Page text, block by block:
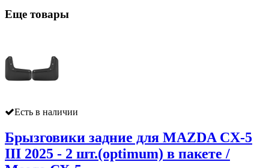
Еще товары
Есть в наличии
Брызговики задние для MAZDA CX-5
III 2025 - 2 шт.(optimum) в пакете /